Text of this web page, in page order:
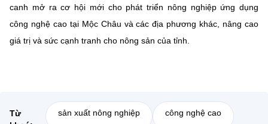
canh mở ra cơ hội mới cho phát triển nông nghiệp ứng dụng
công nghệ cao tại Mộc Châu và các địa phương khác, nâng cao
giá trị và sức cạnh tranh cho nông sản của tỉnh.
Từ
sản xuất nông nghiệp công nghệ cao